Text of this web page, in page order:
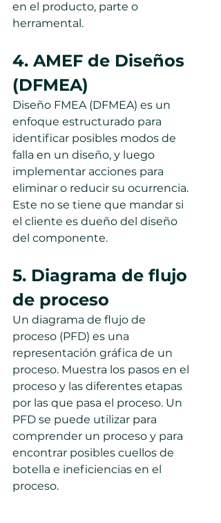
en el producto, parte o
herramental.
4. AMEF de Diseños
(DFMEA)
Diseño FMEA (DFMEA) es un
enfoque estructurado para
identificar posibles modos de
falla en un diseño, y luego
implementar acciones para
eliminar o reducir su ocurrencia.
Este no se tiene que mandar si
el cliente es dueño del diseño
del componente.
5. Diagrama de flujo
de proceso
Un diagrama de flujo de
proceso (PFD) es una
representación gráfica de un
proceso. Muestra los pasos en el
proceso y las diferentes etapas
por las que pasa el proceso. Un
PFD se puede utilizar para
comprender un proceso y para
encontrar posibles cuellos de
botella e ineficiencias en el
proceso.